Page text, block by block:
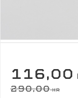
116,00
ORDINARIE
290,00KR